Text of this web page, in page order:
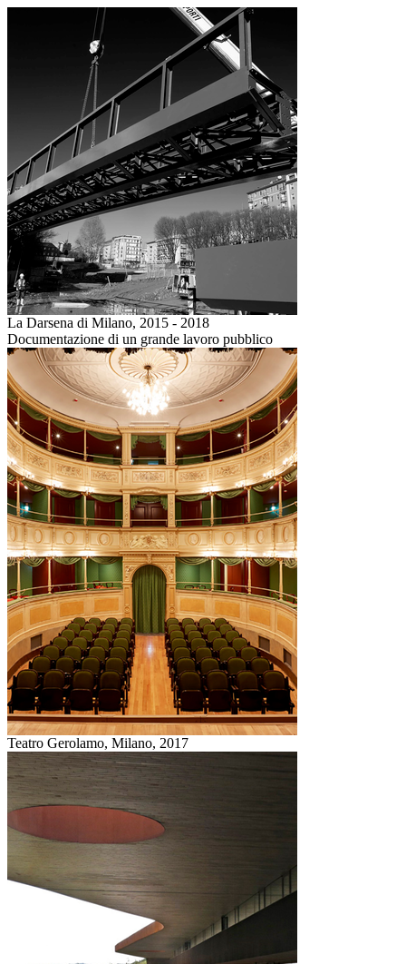
La Darsena di Milano, 2015 - 2018
Documentazione di un grande lavoro pubblico
Teatro Gerolamo, Milano, 2017